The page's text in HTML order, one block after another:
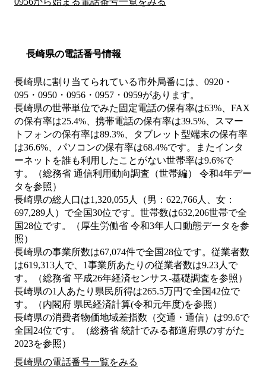
長崎県の電話番号情報
長崎県に割り当てられている市外局番には、0920・
095・0950・0956・0957・0959があります。
長崎県の世帯単位でみた固定電話の保有率は63%、FAX
の保有率は25.4%、携帯電話の保有率は39.5%、スマー
トフォンの保有率は89.3%、タブレット型端末の保有率
は36.6%、パソコンの保有率は68.4%です。またインタ
ーネットを誰も利用したことがない世帯率は9.6%で
す。（総務省 通信利用動向調査（世帯編） 令和4年デー
タを参照）
長崎県の総人口は1,320,055人（男：622,766人、女：
697,289人）で全国30位です。世帯数は632,206世帯で全
国28位です。（厚生労働省 令和3年人口動態データを参
照）
長崎県の事業所数は67,074件で全国28位です。従業者数
は619,313人で、1事業所あたりの従業者数は9.23人で
す。（総務省 平成26年経済センサス‐基礎調査を参照）
長崎県の1人あたり県民所得は265.5万円で全国42位で
す。（内閣府 県民経済計算(令和元年度)を参照）
長崎県の消費者物価地域差指数（交通・通信）は99.6で
全国24位です。（総務省 統計でみる都道府県のすがた
2023を参照）
長崎県の電話番号一覧をみる